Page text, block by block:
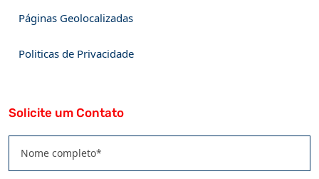
Páginas Geolocalizadas
Politicas de Privacidade
Solicite um Contato